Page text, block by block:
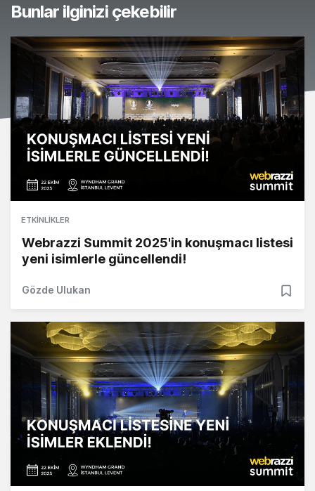
Bunlar ilginizi çekebilir
ETKINLIKLER
Webrazzi Summit 2025'in konuşmacı listesi
yeni isimlerle güncellendi!
Gözde Ulukan